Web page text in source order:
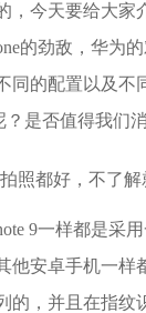
今天要给大家
的劲敌，华为
的配置以及不
是否值得我们
9一样都是采
安卓手机一样
，并且在指纹